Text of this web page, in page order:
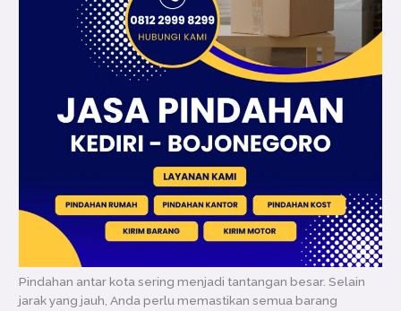
Pindahan antar kota sering menjadi tantangan besar. Selain
jarak yang jauh, Anda perlu memastikan semua barang